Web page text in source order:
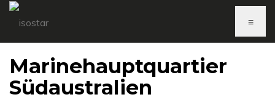
≡
Marinehauptquartier
Südaustralien